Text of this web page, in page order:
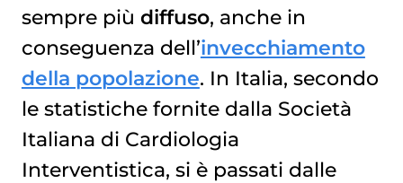
sempre più diffuso, anche in
conseguenza dell’invecchiamento
della popolazione. In Italia, secondo
le statistiche fornite dalla Società
Italiana di Cardiologia
Interventistica, si è passati dalle